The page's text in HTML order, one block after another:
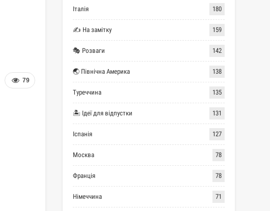
79
Італія 180
✍ На замітку 159
🎭 Розваги 142
🌏 Північна Америка 138
Туреччина 135
🏝 Ідеї для відпустки 131
Іспанія 127
Москва 78
Франція 78
Німеччина 71